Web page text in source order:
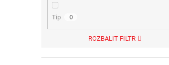
Tip 0
ROZBALIT FILTR